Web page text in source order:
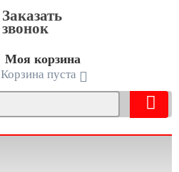
Заказать
звонок
Моя корзина
Корзина пуста